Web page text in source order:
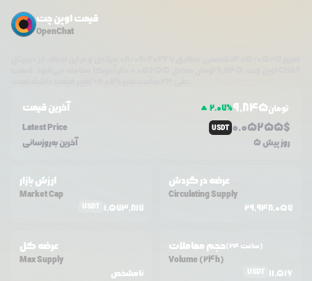
قیمت اوپن چت
OpenChat
آخرین قیمت 2.07%9,845تومان
Latest Price
USDT 0.05255$
آخرین به‌روزسانی 5 روز پیش
ارزش بازار
Market Cap
USDT 1,573,817
عرضه در گردش
Circulating Supply
29,948,057
عرضه کل
Max Supply
نامشخص
حجم معاملات (24 ساعت)
Volume (24h)
USDT 11,516